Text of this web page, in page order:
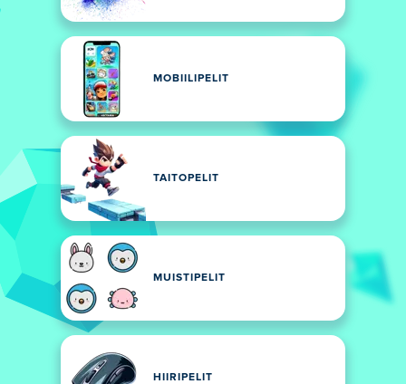
MOBIILIPELIT
TAITOPELIT
MUISTIPELIT
HIIRIPELIT